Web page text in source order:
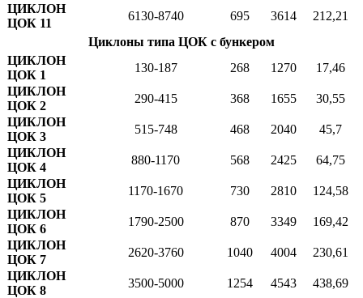
ЦИКЛОН
ЦОК 11
6130-8740 695 3614
212,21
Циклоны типа ЦОК с бункером
ЦИКЛОН
ЦОК 1
130-187 268 1270
17,46
ЦИКЛОН
ЦОК 2
290-415 368 1655
30,55
ЦИКЛОН
ЦОК 3
515-748 468 2040
45,7
ЦИКЛОН
ЦОК 4
880-1170 568 2425
64,75
ЦИКЛОН
ЦОК 5
1170-1670 730 2810
124,58
ЦИКЛОН
ЦОК 6
1790-2500 870 3349
169,42
ЦИКЛОН
ЦОК 7
2620-3760 1040 4004
230,61
ЦИКЛОН
ЦОК 8
3500-5000 1254 4543
438,69